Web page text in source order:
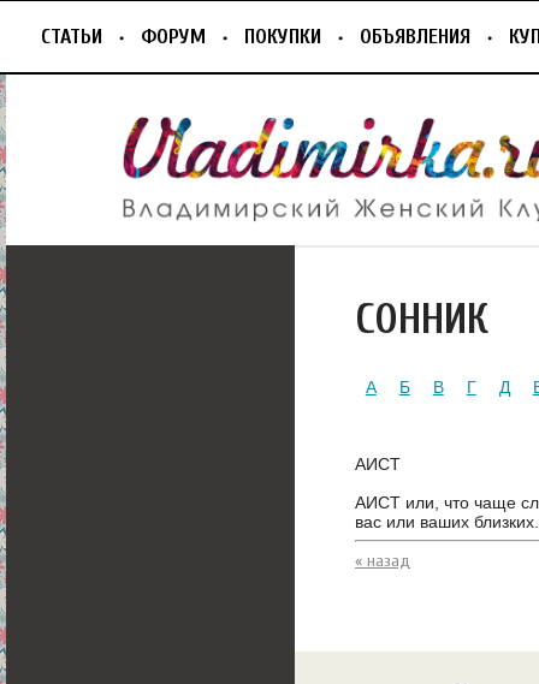
СТАТЬИ ФОРУМ ПОКУПКИ ОБЪЯВЛЕНИЯ
СОННИК
А Б В Г Д
АИСТ
АИСТ или, что чаще
вас или ваших близких.
« назад